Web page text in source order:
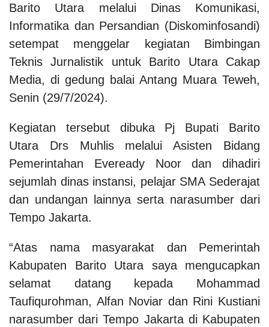
Barito Utara melalui Dinas Komunikasi,
Informatika dan Persandian (Diskominfosandi)
setempat menggelar kegiatan Bimbingan
Teknis Jurnalistik untuk Barito Utara Cakap
Media, di gedung balai Antang Muara Teweh,
Senin (29/7/2024).
Kegiatan tersebut dibuka Pj Bupati Barito
Utara Drs Muhlis melalui Asisten Bidang
Pemerintahan Eveready Noor dan dihadiri
sejumlah dinas instansi, pelajar SMA Sederajat
dan undangan lainnya serta narasumber dari
Tempo Jakarta.
“Atas nama masyarakat dan Pemerintah
Kabupaten Barito Utara saya mengucapkan
selamat datang kepada Mohammad
Taufiqurohman, Alfan Noviar dan Rini Kustiani
narasumber dari Tempo Jakarta di Kabupaten